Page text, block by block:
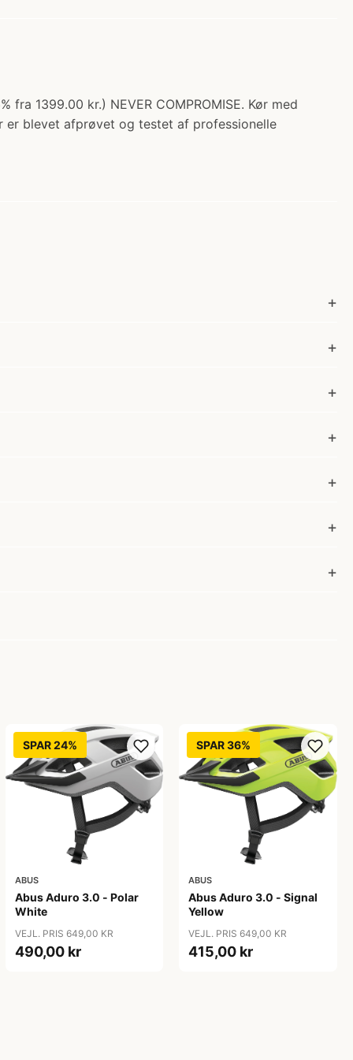
1399.00 kr.) NEVER COMPROMISE. Kør med
er blevet afprøvet og testet af professionelle
SPAR 24%
ABUS
Abus Aduro 3.0 - Polar
White
VEJL. PRIS 649,00 KR
490,00 kr
SPAR 36%
ABUS
Abus Aduro 3.0 - Signal
Yellow
VEJL. PRIS 649,00 KR
415,00 kr